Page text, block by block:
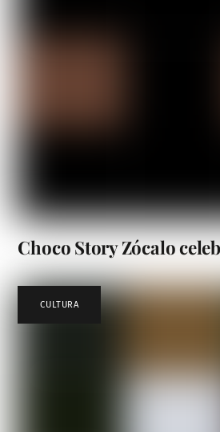
Choco Story Zócalo
CULTURA